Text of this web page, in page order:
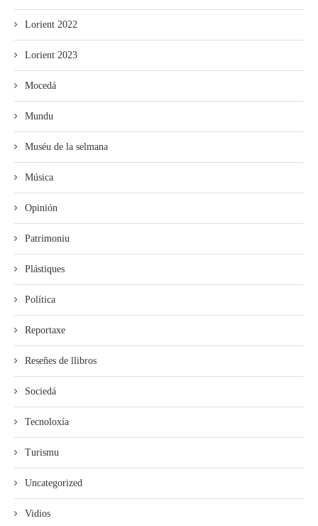
Lorient 2022
Lorient 2023
Mocedá
Mundu
Muséu de la selmana
Música
Opinión
Patrimoniu
Plástiques
Política
Reportaxe
Reseñes de llibros
Sociedá
Tecnoloxía
Turismu
Uncategorized
Vidios